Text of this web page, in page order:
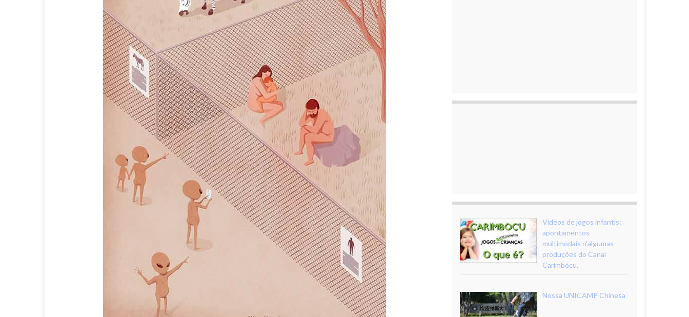
Vídeos de jogos infantis:
apontamentos
multimodais n’algumas
produções do Canal
Carimbócu.
Nossa UNICAMP Chinesa